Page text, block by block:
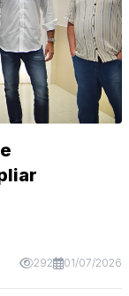
292 01/07/2026